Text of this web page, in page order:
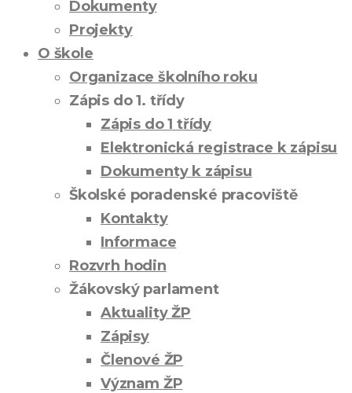
Dokumenty
Projekty
O škole
Organizace školního roku
Zápis do 1. třídy
Zápis do 1 třídy
Elektronická registrace k zápisu
Dokumenty k zápisu
Školské poradenské pracoviště
Kontakty
Informace
Rozvrh hodin
Žákovský parlament
Aktuality ŽP
Zápisy
Členové ŽP
Význam ŽP